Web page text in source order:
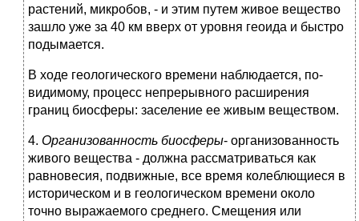
растений, микробов, - и этим путем живое вещество
зашло уже за 40 км вверх от уровня геоида и быстро
подымается.
В ходе геологического времени наблюдается, по-
видимому, процесс непрерывного расширения
границ биосферы: заселение ее живым веществом.
4. Организованность биосферы- организованность
живого вещества - должна рассматриваться как
равновесия, подвижные, все время колеблющиеся в
историческом и в геологическом времени около
точно выражаемого среднего. Смещения или